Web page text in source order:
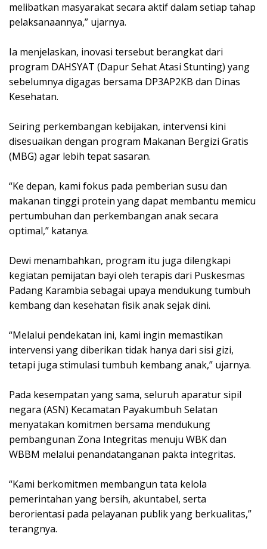
melibatkan masyarakat secara aktif dalam setiap tahap
pelaksanaannya,” ujarnya.
Ia menjelaskan, inovasi tersebut berangkat dari
program DAHSYAT (Dapur Sehat Atasi Stunting) yang
sebelumnya digagas bersama DP3AP2KB dan Dinas
Kesehatan.
Seiring perkembangan kebijakan, intervensi kini
disesuaikan dengan program Makanan Bergizi Gratis
(MBG) agar lebih tepat sasaran.
“Ke depan, kami fokus pada pemberian susu dan
makanan tinggi protein yang dapat membantu memicu
pertumbuhan dan perkembangan anak secara
optimal,” katanya.
Dewi menambahkan, program itu juga dilengkapi
kegiatan pemijatan bayi oleh terapis dari Puskesmas
Padang Karambia sebagai upaya mendukung tumbuh
kembang dan kesehatan fisik anak sejak dini.
“Melalui pendekatan ini, kami ingin memastikan
intervensi yang diberikan tidak hanya dari sisi gizi,
tetapi juga stimulasi tumbuh kembang anak,” ujarnya.
Pada kesempatan yang sama, seluruh aparatur sipil
negara (ASN) Kecamatan Payakumbuh Selatan
menyatakan komitmen bersama mendukung
pembangunan Zona Integritas menuju WBK dan
WBBM melalui penandatanganan pakta integritas.
“Kami berkomitmen membangun tata kelola
pemerintahan yang bersih, akuntabel, serta
berorientasi pada pelayanan publik yang berkualitas,”
terangnya.